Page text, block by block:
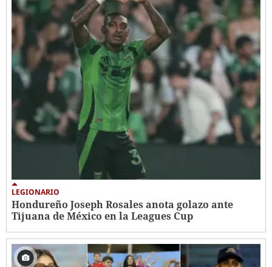
LEGIONARIO
Hondureño Joseph Rosales anota golazo ante
Tijuana de México en la Leagues Cup